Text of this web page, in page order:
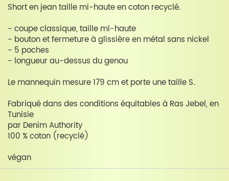
Short en jean taille mi-haute en coton recyclé.
- coupe classique, taille mi-haute
- bouton et fermeture à glissière en métal sans nickel
- 5 poches
- longueur au-dessus du genou
Le mannequin mesure 179 cm et porte une taille S.
Fabriqué dans des conditions équitables à Ras Jebel, en
Tunisie
par Denim Authority
100 % coton (recyclé)
végan